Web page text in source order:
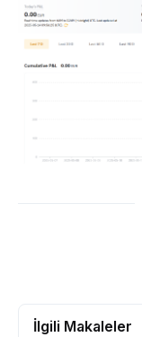
İlgili Makaleler